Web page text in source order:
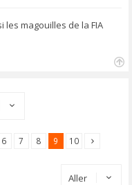
les magouilles de la FIA
6 7 8 9 10
Aller